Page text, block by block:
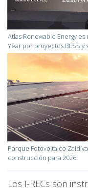
Atlas Renewable Energy
Year por proyectos BESS y
Parque Fotovoltaico
construcción para 2026
Los I-RECs son